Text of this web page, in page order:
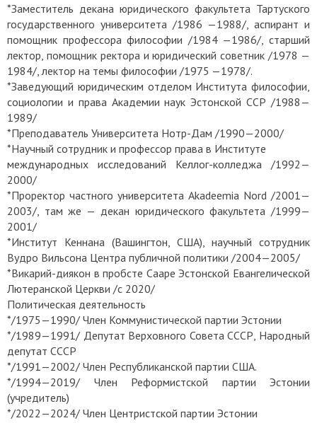
*Заместитель декана юридического факультета Тартуского
государственного университета /1986 —1988/, аспирант и
помощник профессора философии /1984 —1986/, старший
лектор, помощник ректора и юридический советник /1978 —
1984/, лектор на темы философии /1975 —1978/.
*Заведующий юридическим отделом Института философии,
социологии и права Академии наук Эстонской ССР /1988—
1989/
*Преподаватель Университета Нотр-Дам /1990—2000/
*Научный сотрудник и профессор права в Институте
международных исследований Келлог-колледжа /1992—
2000/
*Проректор частного университета Akadeemia Nord /2001—
2003/, там же — декан юридического факультета /1999—
2001/
*Институт Кеннана (Вашингтон, США), научный сотрудник
Вудро Вильсона Центра публичной политики /2004—2005/
*Викарий-диякон в пробсте Сааре Эстонской Евангелической
Лютеранской Церкви /с 2020/
Политическая деятельность
*/1975—1990/ Член Коммунистической партии Эстонии
*/1989—1991/ Депутат Верховного Совета СССР, Народный
депутат СССР
*/1991—2002/ Член Республиканской партии США.
*/1994—2019/ Член Реформистской партии Эстонии
(учредитель)
*/2022—2024/ Член Центристской партии Эстонии